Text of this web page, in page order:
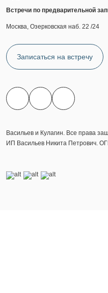
Встречи по предварительной
Москва, Озерковская наб. 22 /24
Записаться на встречу
Васильев и Кулагин. Все права
ИП Васильев Никита Петрович.